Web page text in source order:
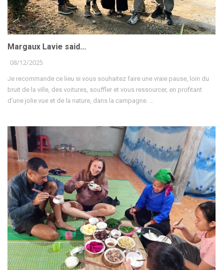
Margaux Lavie said...
08/12/2025
Je recommande ce lieu si vous souhaitez faire une vraie pause, loin du
bruit de la ville, des voitures, souffler et vous ressourcer, en profitant
d'une jolie vue et de la nature, dans la campagne. ...